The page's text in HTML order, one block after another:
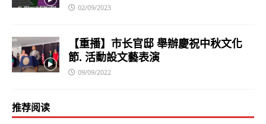
02/09/2023
【重播】市长官邸 舉辦慶祝中秋文化
節. 活動設文藝表演
09/09/2022
推荐阅读